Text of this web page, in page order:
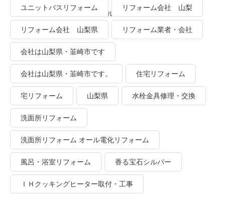
業者・会社 ＴＯＴＯリモデルクラブ
ユニットバスリフォーム リフォーム会社 山梨
リフォーム会社 山梨県 リフォーム業者・会社
会社は山梨県・韮崎市です
会社は山梨県・韮崎市です。 住宅リフォーム
宅リフォーム 山梨県 水栓金具修理・交換
洗面所リフォーム
洗面所リフォーム オール電化リフォーム
風呂・浴室リフォーム 香る宝石シルバー
ＩＨクッキングヒーター取付・工事